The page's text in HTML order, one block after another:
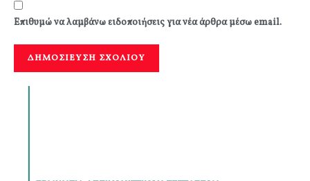
Επιθυμώ να λαμβάνω ειδοποιήσεις για νέα άρθρα μέσω email.